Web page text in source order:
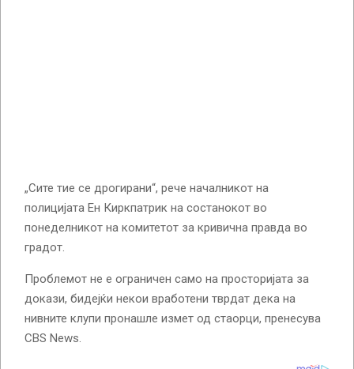
„Сите тие се дрогирани“, рече началникот на
полицијата Ен Киркпатрик на состанокот во
понеделникот на комитетот за кривична правда во
градот.
Проблемот не е ограничен само на просторијата за
докази, бидејќи некои вработени тврдат дека на
нивните клупи пронашле измет од стаорци, пренесува
CBS News.